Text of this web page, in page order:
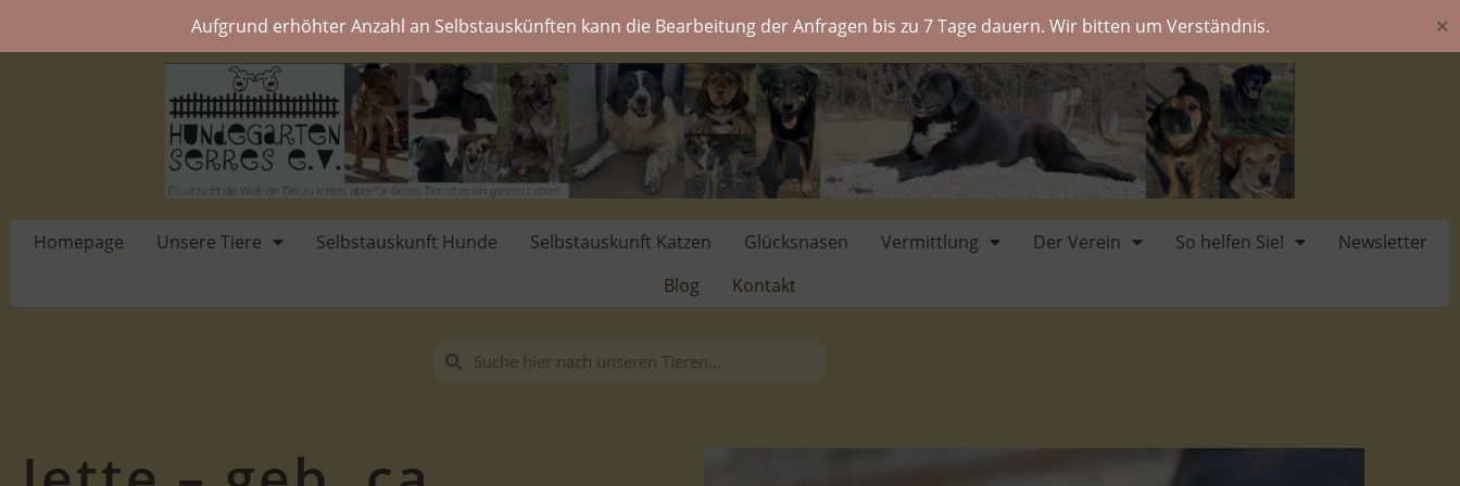
Aufgrund erhöhter Anzahl an Selbstauskünften kann die Bearbeitung der Anfragen bis zu 7 Tage dauern. Wir bitten um Verständnis. ✕
Homepage Unsere Tiere Selbstauskunft Hunde Selbstauskunft Katzen Glücksnasen Vermittlung Der Verein So helfen Sie!
Newsletter
Blog
Kontakt